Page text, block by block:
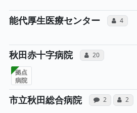
能代厚生医療センター コミュ
4
秋田赤十字病院 コミュニケーシ
20 所属医
拠点
病院
市立秋田総合病院 感想投稿（合
2 病院へ
コミ
2